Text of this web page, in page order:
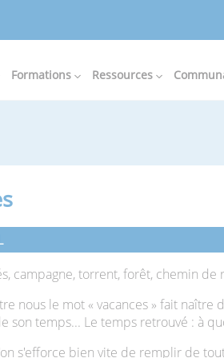
Formations Ressources
campagne, torrent, forêt, chemin de
nous le mot « vacances » fait naître
son temps... Le temps retrouvé : à
s'efforce bien vite de remplir de